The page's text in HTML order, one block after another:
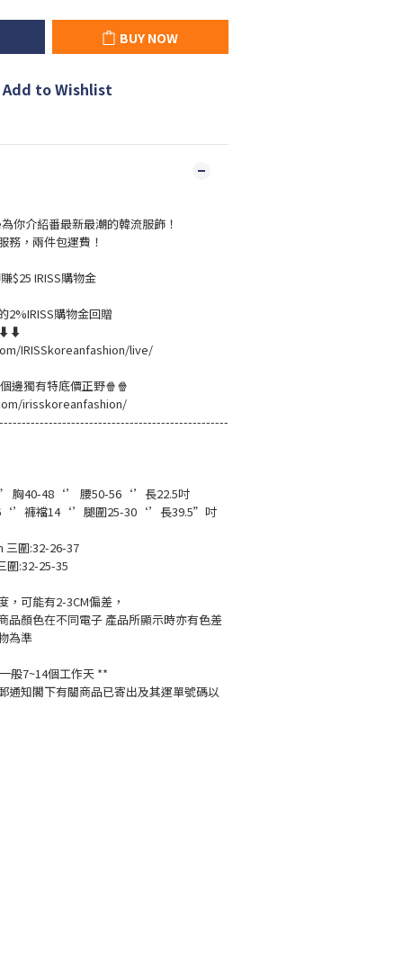
BUY NOW
Add to Wishlist
你介紹番最新最潮的韓流服飾！
務，兩件包運費！
$25 IRISS購物金
2%IRISS購物金回贈
⬇⬇
IRISSkoreanfashion/live/
邊獨有特底價正野🍿🍿
irisskoreanfashion/
胸40-48‘’ 腰50-56‘’長22.5吋
褲襠14‘’腿圍25-30‘’長39.5”吋
三圍:32-26-37
圍:32-25-35
可能有2-3CM偏差，
品顏色在不同電子 產品所顯示時亦有色差
為準
般7~14個工作天 **
通知閣下有關商品已寄出及其運單號碼以